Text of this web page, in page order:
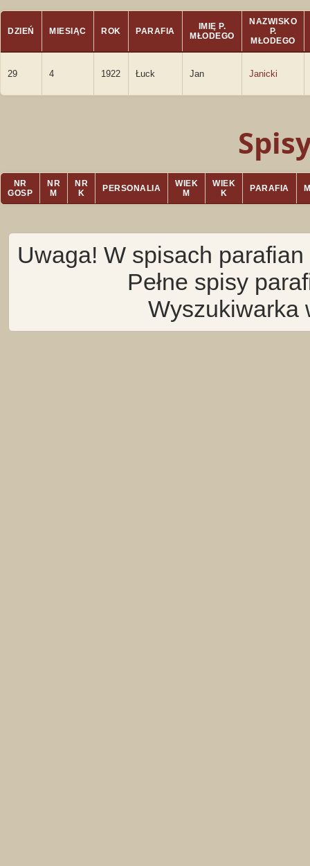
DZIEŃ MIESIĄC ROK PARAFIA
IMIĘ P.
MŁODEGO
NAZWISKO
P.
MŁODEGO
29 4 1922 Łuck Jan Janicki
NR
GOSP
NR
M
NR
K
PERSONALIA
WIEK
M
WIEK
K
PARAFIA
Uwaga! W spisach
Pełne spisy
Wyszukiwarka